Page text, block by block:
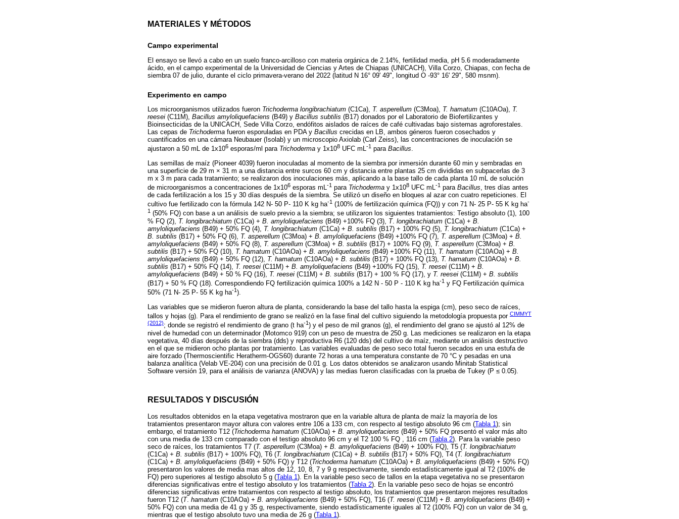
MATERIALES Y MÉTODOS
Campo experimental
El ensayo se llevó a cabo en un suelo franco-arcilloso con materia orgánica de 2.14%, fertilidad media, pH 5.6 moderadamente
ácido, en el campo experimental de la Universidad de Ciencias y Artes de Chiapas (UNICACH), Villa Corzo, Chiapas, con fecha de
siembra 07 de julio, durante el ciclo primavera-verano del 2022 (latitud N 16° 09' 49", longitud O -93° 16' 29", 580 msnm).
Experimento en campo
Los microorganismos utilizados fueron Trichoderma longibrachiatum (C1Ca), T. asperellum (C3Moa), T. hamatum (C10AOa), T.
reesei (C11M), Bacillus amyloliquefaciens (B49) y Bacillus subtilis (B17) donados por el Laboratorio de Biofertilizantes y
Bioinsecticidas de la UNICACH, Sede Villa Corzo, endófitos aislados de raíces de café cultivadas bajo sistemas agroforestales.
Las cepas de Trichoderma fueron esporuladas en PDA y Bacillus crecidas en LB, ambos géneros fueron cosechados y
cuantificados en una cámara Neubauer (Isolab) y un microscopio Axiolab (Carl Zeiss), las concentraciones de inoculación se
ajustaron a 50 mL de 1x106 esporas/ml para Trichoderma y 1x108 UFC mL-1 para Bacillus.
Las semillas de maíz (Pioneer 4039) fueron inoculadas al momento de la siembra por inmersión durante 60 min y sembradas en
una superficie de 29 m × 31 m a una distancia entre surcos 60 cm y distancia entre plantas 25 cm divididas en subpacerlas de 3
m x 3 m para cada tratamiento; se realizaron dos inoculaciones más, aplicando a la base tallo de cada planta 10 mL de solución
de microorganismos a concentraciones de 1x106 esporas mL-1 para Trichoderma y 1x108 UFC mL-1 para Bacillus, tres días antes
de cada fertilización a los 15 y 30 días después de la siembra. Se utilizó un diseño en bloques al azar con cuatro repeticiones. El
cultivo fue fertilizado con la fórmula 142 N- 50 P- 110 K kg ha-1 (100% de fertilización química (FQ)) y con 71 N- 25 P- 55 K kg ha-
1 (50% FQ) con base a un análisis de suelo previo a la siembra; se utilizaron los siguientes tratamientos: Testigo absoluto (1), 100
% FQ (2), T. longibrachiatum (C1Ca) + B. amyloliquefaciens (B49) +100% FQ (3), T. longibrachiatum (C1Ca) + B.
amyloliquefaciens (B49) + 50% FQ (4), T. longibrachiatum (C1Ca) + B. subtilis (B17) + 100% FQ (5), T. longibrachiatum (C1Ca) +
B. subtilis (B17) + 50% FQ (6), T. asperellum (C3Moa) + B. amyloliquefaciens (B49) +100% FQ (7), T. asperellum (C3Moa) + B.
amyloliquefaciens (B49) + 50% FQ (8), T. asperellum (C3Moa) + B. subtilis (B17) + 100% FQ (9), T. asperellum (C3Moa) + B.
subtilis (B17) + 50% FQ (10), T. hamatum (C10AOa) + B. amyloliquefaciens (B49) +100% FQ (11), T. hamatum (C10AOa) + B.
amyloliquefaciens (B49) + 50% FQ (12), T. hamatum (C10AOa) + B. subtilis (B17) + 100% FQ (13), T. hamatum (C10AOa) + B.
subtilis (B17) + 50% FQ (14), T. reesei (C11M) + B. amyloliquefaciens (B49) +100% FQ (15), T. reesei (C11M) + B.
amyloliquefaciens (B49) + 50 % FQ (16), T. reesei (C11M) + B. subtilis (B17) + 100 % FQ (17), y T. reesei (C11M) + B. subtilis
(B17) + 50 % FQ (18). Correspondiendo FQ fertilización química 100% a 142 N - 50 P - 110 K kg ha-1 y FQ Fertilización química
50% (71 N- 25 P- 55 K kg ha-1 ).
Las variables que se midieron fueron altura de planta, considerando la base del tallo hasta la espiga (cm), peso seco de raíces,
tallos y hojas (g). Para el rendimiento de grano se realizó en la fase final del cultivo siguiendo la metodología propuesta por CIMMYT
(2012); donde se registró el rendimiento de grano (t ha-1 ) y el peso de mil granos (g), el rendimiento del grano se ajustó al 12% de
nivel de humedad con un determinador (Motomco 919) con un peso de muestra de 250 g. Las mediciones se realizaron en la etapa
vegetativa, 40 días después de la siembra (dds) y reproductiva R6 (120 dds) del cultivo de maíz, mediante un análisis destructivo
en el que se midieron ocho plantas por tratamiento. Las variables evaluadas de peso seco total fueron secados en una estufa de
aire forzado (Thermoscientific Heratherm-OGS60) durante 72 horas a una temperatura constante de 70 °C y pesadas en una
balanza analítica (Velab VE-204) con una precisión de 0.01 g. Los datos obtenidos se analizaron usando Minitab Statistical
Software versión 19, para el análisis de varianza (ANOVA) y las medias fueron clasificadas con la prueba de Tukey (P ≤ 0.05).
RESULTADOS Y DISCUSIÓN
Los resultados obtenidos en la etapa vegetativa mostraron que en la variable altura de planta de maíz la mayoría de los
tratamientos presentaron mayor altura con valores entre 106 a 133 cm, con respecto al testigo absoluto 96 cm (Tabla 1 ); sin
embargo, el tratamiento T12 (Trichoderma hamatum (C10AOa) + B. amyloliquefaciens (B49) + 50% FQ presentó el valor más alto
con una media de 133 cm comparado con el testigo absoluto 96 cm y el T2 100 % FQ , 116 cm (Tabla 2). Para la variable peso
seco de raíces, los tratamientos T7 (T. asperellum (C3Moa) + B. amyloliquefaciens (B49) + 100% FQ), T5 (T. longibrachiatum
(C1Ca) + B. subtilis (B17) + 100% FQ), T6 (T. longibrachiatum (C1Ca) + B. subtilis (B17) + 50% FQ), T4 (T. longibrachiatum
(C1Ca) + B. amyloliquefaciens (B49) + 50% FQ) y T12 (Trichoderma hamatum (C10AOa) + B. amyloliquefaciens (B49) + 50% FQ)
presentaron los valores de media mas altos de 12, 10, 8, 7 y 9 g respectivamente, siendo estadísticamente igual al T2 (100% de
FQ) pero superiores al testigo absoluto 5 g (Tabla 1 ). En la variable peso seco de tallos en la etapa vegetativa no se presentaron
diferencias significativas entre el testigo absoluto y los tratamientos (Tabla 2). En la variable peso seco de hojas se encontró
diferencias significativas entre tratamientos con respecto al testigo absoluto, los tratamientos que presentaron mejores resultados
fueron T12 (T. hamatum (C10AOa) + B. amyloliquefaciens (B49) + 50% FQ), T16 (T. reesei (C11M) + B. amyloliquefaciens (B49) +
50% FQ) con una media de 41 g y 35 g, respectivamente, siendo estadísticamente iguales al T2 (100% FQ) con un valor de 34 g,
mientras que el testigo absoluto tuvo una media de 26 g (Tabla 1 ).